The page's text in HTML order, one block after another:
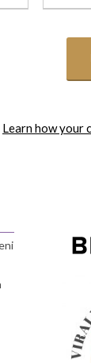
Learn how your